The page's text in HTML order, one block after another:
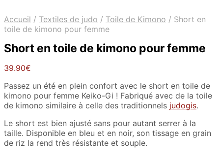
Accueil / Textiles de judo / Toile de Kimono / Short en
toile de kimono pour femme
Short en toile de kimono pour femme
39.90€
Passez un été en plein confort avec le short en toile de
kimono pour femme Keiko-Gi ! Fabriqué avec de la toile
de kimono similaire à celle des traditionnels judogis.
Le short est bien ajusté sans pour autant serrer à la
taille. Disponible en bleu et en noir, son tissage en grain
de riz la rend très résistante et souple.